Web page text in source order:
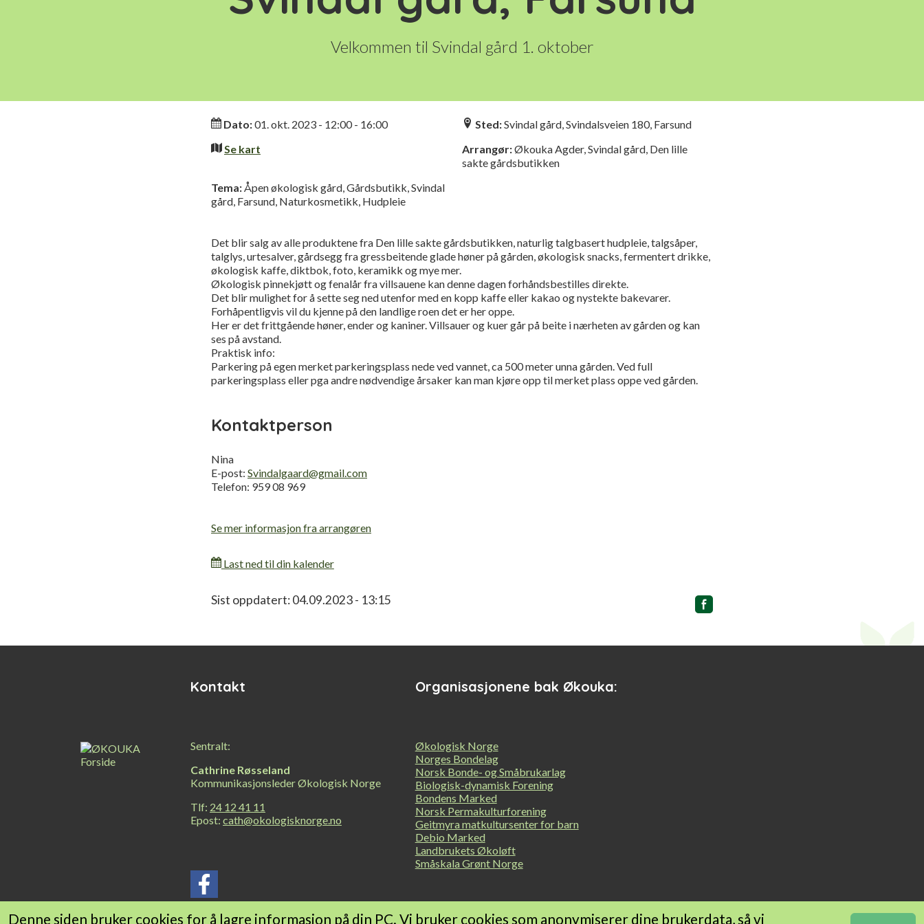
Velkommen til Svindal gård 1. oktober
Informasjon
Dato:01. okt. 2023 - 12:00 - 16:00 Sted:Svindal gård, Svindalsveien 180, Farsund
Se kart
Arrangør:Økouka Agder, Svindal gård, Den lille
sakte gårdsbutikken
Tema:Åpen økologisk gård, Gårdsbutikk, Svindal
gård, Farsund, Naturkosmetikk, Hudpleie
Det blir salg av alle produktene fra Den lille sakte gårdsbutikken, naturlig talgbasert hudpleie, talgsåper,
talglys, urtesalver, gårdsegg fra gressbeitende glade høner på gården, økologisk snacks, fermentert drikke,
økologisk kaffe, diktbok, foto, keramikk og mye mer.
Økologisk pinnekjøtt og fenalår fra villsauene kan denne dagen forhåndsbestilles direkte.
Det blir mulighet for å sette seg ned utenfor med en kopp kaffe eller kakao og nystekte bakevarer.
Forhåpentligvis vil du kjenne på den landlige roen det er her oppe.
Her er det frittgående høner, ender og kaniner. Villsauer og kuer går på beite i nærheten av gården og kan
ses på avstand.
Praktisk info:
Parkering på egen merket parkeringsplass nede ved vannet, ca 500 meter unna gården. Ved full
parkeringsplass eller pga andre nødvendige årsaker kan man kjøre opp til merket plass oppe ved gården.
Kontaktperson
Nina
E-post: Svindalgaard@gmail.com
Telefon: 959 08 969
Se mer informasjon fra arrangøren
Last ned til din kalender
Relatert
Sist oppdatert: 04.09.2023 - 13:15
Kontakt
Sentralt:
Cathrine Røsseland
Kommunikasjonsleder Økologisk Norge
Tlf: 24 12 41 11
Epost: cath@okologisknorge.no
Organisasjonene bak Økouka:
Økologisk Norge
Norges Bondelag
Norsk Bonde- og Småbrukarlag
Biologisk-dynamisk Forening
Bondens Marked
Norsk Permakulturforening
Geitmyra matkultursenter for barn
Debio Marked
Landbrukets Økoløft
Småskala Grønt Norge
Denne siden bruker cookies for å lagre informasjon på din PC. Vi bruker cookies som anonymiserer dine brukerdata, så vi